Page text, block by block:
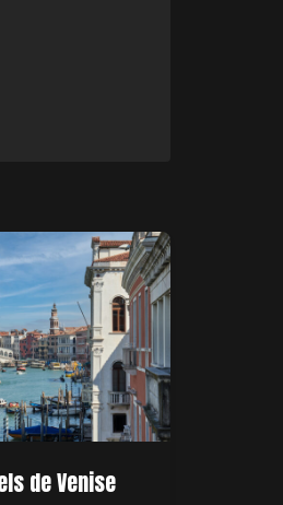
de Venise